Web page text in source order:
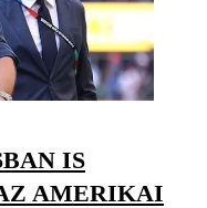
IS
AMERIKAI